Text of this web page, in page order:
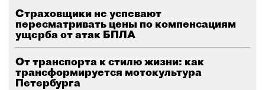
Страховщики не успевают
пересматривать цены по компенсациям
ущерба от атак БПЛА
От транспорта к стилю жизни: как
трансформируется мотокультура
Петербурга